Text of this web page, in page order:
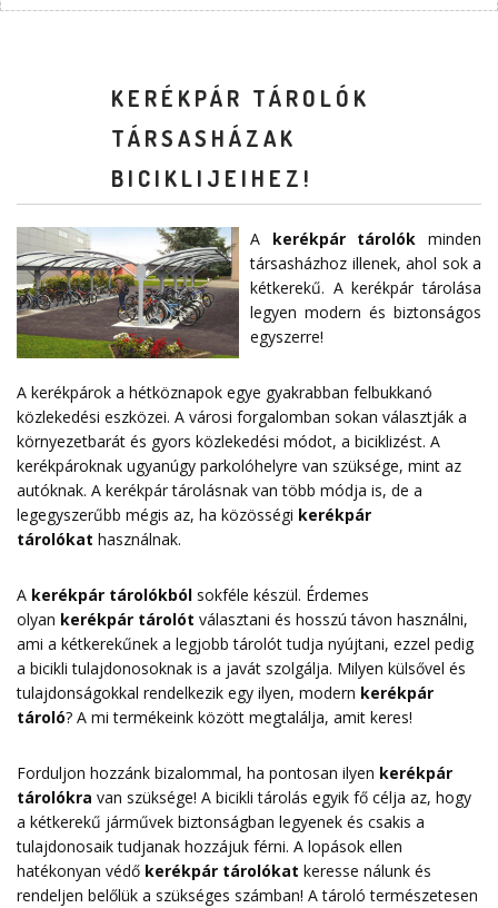
KERÉKPÁR TÁROLÓK
TÁRSASHÁZAK
BICIKLIJEIHEZ!
A kerékpár tárolók minden
társasházhoz illenek, ahol sok a
kétkerekű. A kerékpár tárolása
legyen modern és biztonságos
egyszerre!
A kerékpárok a hétköznapok egye gyakrabban felbukkanó
közlekedési eszközei. A városi forgalomban sokan választják a
környezetbarát és gyors közlekedési módot, a biciklizést. A
kerékpároknak ugyanúgy parkolóhelyre van szüksége, mint az
autóknak. A kerékpár tárolásnak van több módja is, de a
legegyszerűbb mégis az, ha közösségi kerékpár
tárolókat használnak.
A kerékpár tárolókból sokféle készül. Érdemes
olyan kerékpár tárolót választani és hosszú távon használni,
ami a kétkerekűnek a legjobb tárolót tudja nyújtani, ezzel pedig
a bicikli tulajdonosoknak is a javát szolgálja. Milyen külsővel és
tulajdonságokkal rendelkezik egy ilyen, modern kerékpár
tároló? A mi termékeink között megtalálja, amit keres!
Forduljon hozzánk bizalommal, ha pontosan ilyen kerékpár
tárolókra van szüksége! A bicikli tárolás egyik fő célja az, hogy
a kétkerekű járművek biztonságban legyenek és csakis a
tulajdonosaik tudjanak hozzájuk férni. A lopások ellen
hatékonyan védő kerékpár tárolókat keresse nálunk és
rendeljen belőlük a szükséges számban! A tároló természetesen